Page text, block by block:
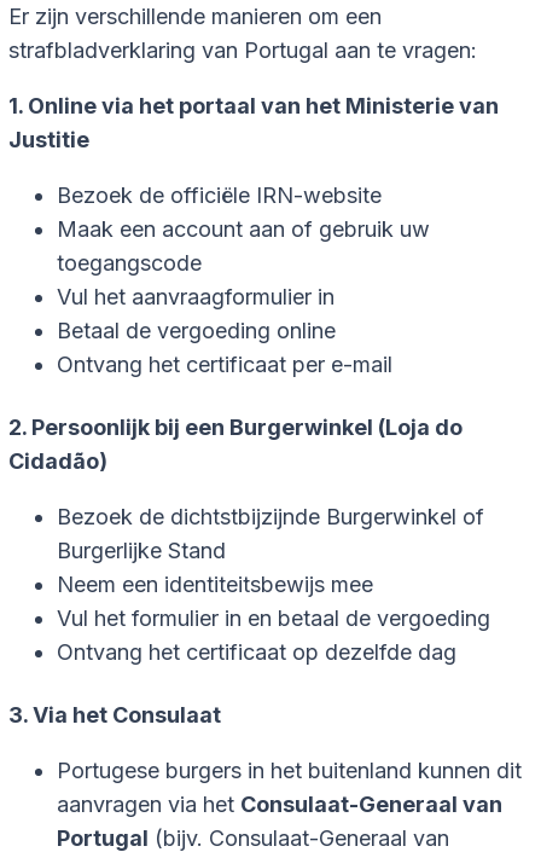
Er zijn verschillende manieren om een
strafbladverklaring van Portugal aan te vragen:
1. Online via het portaal van het Ministerie van
Justitie
Bezoek de officiële IRN-website
Maak een account aan of gebruik uw
toegangscode
Vul het aanvraagformulier in
Betaal de vergoeding online
Ontvang het certificaat per e-mail
2. Persoonlijk bij een Burgerwinkel (Loja do
Cidadão)
Bezoek de dichtstbijzijnde Burgerwinkel of
Burgerlijke Stand
Neem een identiteitsbewijs mee
Vul het formulier in en betaal de vergoeding
Ontvang het certificaat op dezelfde dag
3. Via het Consulaat
Portugese burgers in het buitenland kunnen dit
aanvragen via het Consulaat-Generaal van
Portugal (bijv. Consulaat-Generaal van